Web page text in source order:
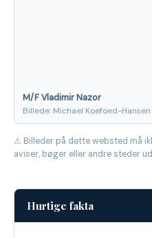
M/F Vladimir Nazor
Billede: Michael Koefoed-
⚠ Billeder på dette websted må
aviser, bøger eller andre steder
Hurtige fakta